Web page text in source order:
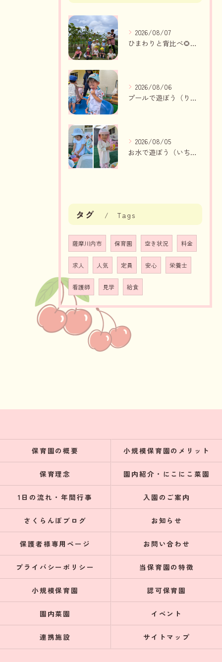
2026/08/07
ひまわりと背比べ🌻（りんご組、いちご組）
2026/08/06
プールで遊ぼう（りんご組、いちご組）
2026/08/05
お水で遊ぼう（いちご組・りんご組）
タグ Tags
薩摩川内市 保育園 空き状況 料金
求人 人気 定員 安心 栄養士
看護師 見学 給食
保育園の概要 小規模保育園のメリット
保育理念 園内紹介・にこにこ菜園
1日の流れ・年間行事 入園のご案内
さくらんぼブログ お知らせ
保護者様専用ページ お問い合わせ
プライバシーポリシー 当保育園の特徴
小規模保育園 認可保育園
園内菜園 イベント
連携施設 サイトマップ